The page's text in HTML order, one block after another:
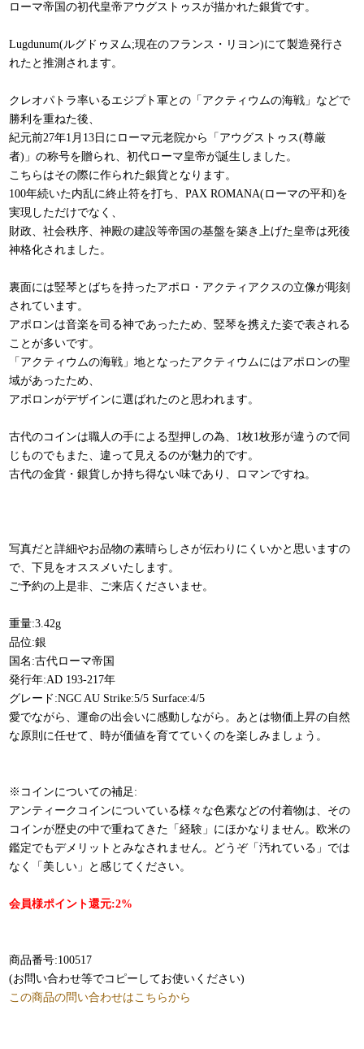
ローマ帝国の初代皇帝アウグストゥスが描かれた銀貨です。
Lugdunum(ルグドゥヌム;現在のフランス・リヨン)にて製造発行さ
れたと推測されます。
クレオパトラ率いるエジプト軍との「アクティウムの海戦」などで
勝利を重ねた後、
紀元前27年1月13日にローマ元老院から「アウグストゥス(尊厳
者)」の称号を贈られ、初代ローマ皇帝が誕生しました。
こちらはその際に作られた銀貨となります。
100年続いた内乱に終止符を打ち、PAX ROMANA(ローマの平和)を
実現しただけでなく、
財政、社会秩序、神殿の建設等帝国の基盤を築き上げた皇帝は死後
神格化されました。
裏面には竪琴とばちを持ったアポロ・アクティアクスの立像が彫刻
されています。
アポロンは音楽を司る神であったため、竪琴を携えた姿で表される
ことが多いです。
「アクティウムの海戦」地となったアクティウムにはアポロンの聖
域があったため、
アポロンがデザインに選ばれたのと思われます。
古代のコインは職人の手による型押しの為、1枚1枚形が違うので同
じものでもまた、違って見えるのが魅力的です。
古代の金貨・銀貨しか持ち得ない味であり、ロマンですね。
写真だと詳細やお品物の素晴らしさが伝わりにくいかと思いますの
で、下見をオススメいたします。
ご予約の上是非、ご来店くださいませ。
重量:3.42g
品位:銀
国名:古代ローマ帝国
発行年:AD 193-217年
グレード:NGC AU Strike:5/5 Surface:4/5
愛でながら、運命の出会いに感動しながら。あとは物価上昇の自然
な原則に任せて、時が価値を育てていくのを楽しみましょう。
※コインについての補足:
アンティークコインについている様々な色素などの付着物は、その
コインが歴史の中で重ねてきた「経験」にほかなりません。欧米の
鑑定でもデメリットとみなされません。どうぞ「汚れている」では
なく「美しい」と感じてください。
会員様ポイント還元:2%
商品番号:100517
(お問い合わせ等でコピーしてお使いください)
この商品の問い合わせはこちらから